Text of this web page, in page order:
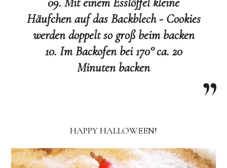
Häufchen auf das Backblech - Cookies
werden doppelt so groß beim backen
10. Im Backofen bei 170° ca. 20
Minuten backen
HAPPY HALLOWEEN!